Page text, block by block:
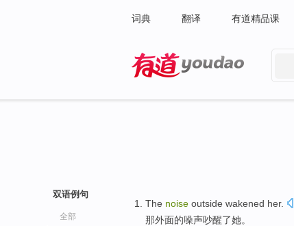
词典 翻译 有道精品课
双语例句
全部
The noise outside wakened her.
那外面的噪声吵醒了她。